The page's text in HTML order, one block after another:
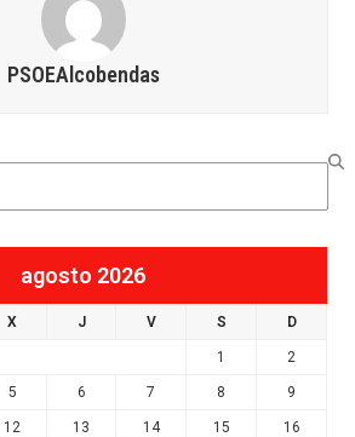
PSOEAlcobendas
agosto 2026
X J V S D
1 2
5 6 7 8 9
12 13 14 15 16